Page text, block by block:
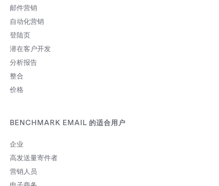
邮件营销
自动化营销
登陆页
潜在客户开发
分析报告
整合
价格
BENCHMARK EMAIL 的适合用户
企业
高发送量寄件者
营销人员